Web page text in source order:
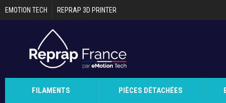
Aller au contenu principal
EMOTION TECH REPRAP 3D PRINTER
FILAMENTS PIÈCES DÉTACHÉES